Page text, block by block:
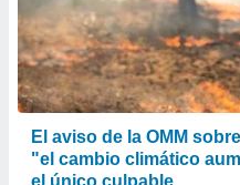
El aviso de la OMM
"el cambio climático
el único culpable